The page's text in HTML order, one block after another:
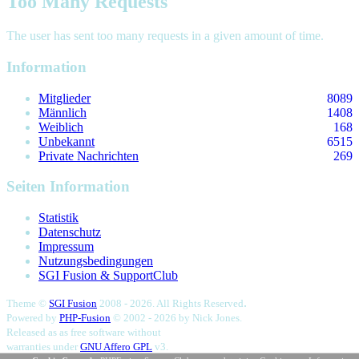
The user has sent too many requests in a given amount of time.
Information
Mitglieder
8089
Männlich
1408
Weiblich
168
Unbekannt
6515
Private Nachrichten
269
Seiten Information
Statistik
Datenschutz
Impressum
Nutzungsbedingungen
SGI Fusion & SupportClub
Theme © SGI Fusion 2008 - 2026. All Rights Reserved.
Powered by PHP-Fusion © 2002 - 2026 by Nick Jones.
Released as as free software without
warranties under GNU Affero GPL v3.